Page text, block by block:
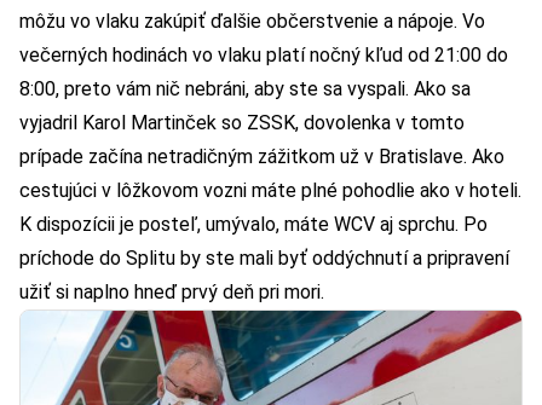
môžu vo vlaku zakúpiť ďalšie občerstvenie a nápoje. Vo
večerných hodinách vo vlaku platí nočný kľud od 21:00 do
8:00, preto vám nič nebráni, aby ste sa vyspali. Ako sa
vyjadril Karol Martinček so ZSSK, dovolenka v tomto
prípade začína netradičným zážitkom už v Bratislave. Ako
cestujúci v lôžkovom vozni máte plné pohodlie ako v hoteli.
K dispozícii je posteľ, umývalo, máte WCV aj sprchu. Po
príchode do Splitu by ste mali byť oddýchnutí a pripravení
užiť si naplno hneď prvý deň pri mori.